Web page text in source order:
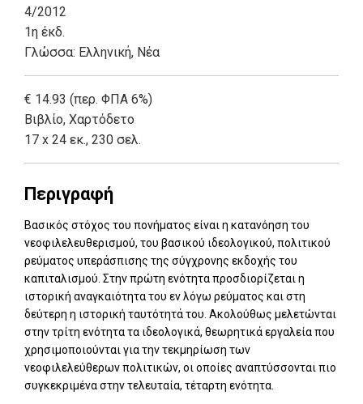
4/2012
1η έκδ.
Γλώσσα: Ελληνική, Νέα
€ 14.93 (περ. ΦΠΑ 6%)
Βιβλίο, Χαρτόδετο
17 x 24 εκ., 230 σελ.
Περιγραφή
Βασικός στόχος του πονήματος είναι η κατανόηση του
νεοφιλελευθερισμού, του βασικού ιδεολογικού, πολιτικού
ρεύματος υπεράσπισης της σύγχρονης εκδοχής του
καπιταλισμού. Στην πρώτη ενότητα προσδιορίζεται η
ιστορική αναγκαιότητα του εν λόγω ρεύματος και στη
δεύτερη η ιστορική ταυτότητά του. Ακολούθως μελετώνται
στην τρίτη ενότητα τα ιδεολογικά, θεωρητικά εργαλεία που
χρησιμοποιούνται για την τεκμηρίωση των
νεοφιλελεύθερων πολιτικών, οι οποίες αναπτύσσονται πιο
συγκεκριμένα στην τελευταία, τέταρτη ενότητα.